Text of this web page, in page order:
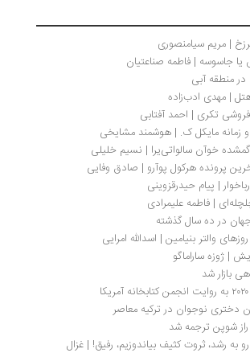
| مریم سیامنصوری
جاسوسه | فاطمه صناعتیان
در منطقه آبی
| مهدی ادب‌زاده
تکری | احمد آفتابی
زمانه مایکل ک. | هوشمند مشایخی
خوآن سالواتی‌یرا | نسیم خلیلی
پرونده هرکول پوآرو | صادق وفایی
| پیام حیدرقزوینی
| فاطمه علیمرادی
والتر بنیامین | اسدالله امرایی
| ژوزه ساراماگو
بازار شد
نوجوان در ترکیه معاصر
راز شوپن ترجمه شد